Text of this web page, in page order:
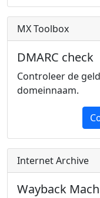
MX Toolbox
DMARC check
Controleer de
domeinnaam.
Internet Archive
Wayback